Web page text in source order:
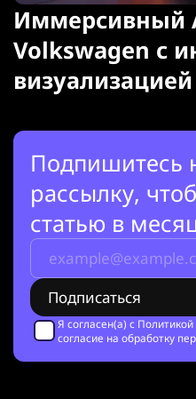
Иммерсивный
Volkswagen с
Подпишитесь
рассылку,
статью в
Я согласен(а) с
согласие на обработку